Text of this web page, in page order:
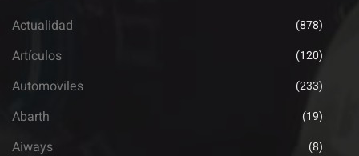
Actualidad (878)
Artículos (120)
Automoviles (233)
Abarth (19)
Aiways (8)